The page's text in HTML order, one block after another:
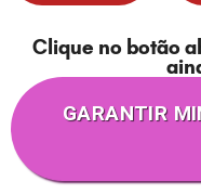
Clique no botão
GARANTIR